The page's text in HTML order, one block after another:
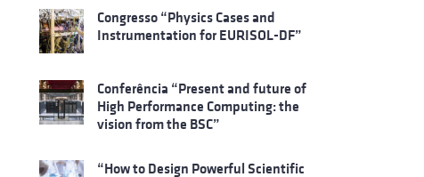
Congresso “Physics Cases and
Instrumentation for EURISOL-DF”
Conferência “Present and future of
High Performance Computing: the
vision from the BSC”
“How to Design Powerful Scientific